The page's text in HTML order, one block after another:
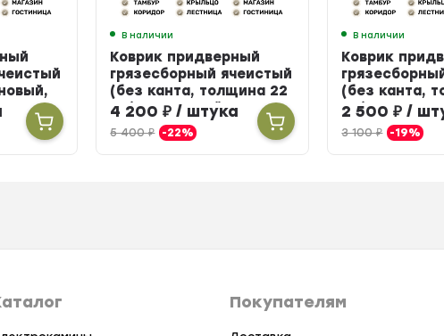
В наличии
Коврик придверный
грязесборный ячеистый
(без канта, толщина 22
мм) резиновый, 100 х
150 см
4 200₽ / штука
5 400₽ -22%
В наличии
Коврик
(без канта,
мм)
см
2 500₽ /
3 100₽ -19%
Покупателям